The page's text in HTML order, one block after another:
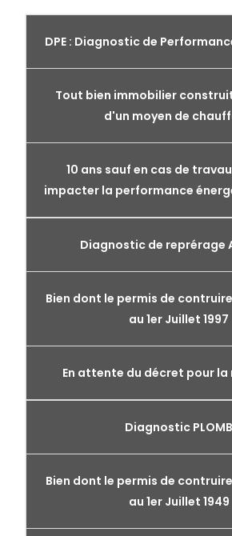
DPE : Diagnostic de
Tout bien immobilier
d'un moyen de
10 ans sauf en cas de
impacter la performance
Diagnostic de reprérage
Bien dont le permis de
au 1er Juillet 1997
En attente du décret pour
Diagnostic PLOMB
Bien dont le permis de
au 1er Juillet 1949